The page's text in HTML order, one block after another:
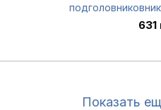
631
Показать